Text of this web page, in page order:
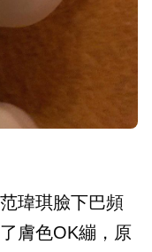
瑋琪臉下巴頻
膚色OK繃，原